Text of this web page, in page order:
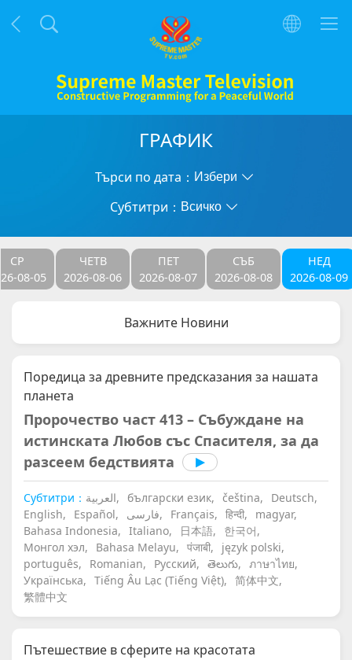
ГРАФИК
Търси по дата： Избери
Субтитри： Всичко
СР
08-05
ЧЕТВ
2026-08-06
ПЕТ
2026-08-07
СЪБ
2026-08-08
НЕД
2026-08-09
Важните Новини
Поредица за древните предсказания за нашата
планета
Пророчество част 413 – Събуждане на
истинската Любов със Спасителя, за да
разсеем бедствията
Субтитри： العربية, български език, čeština,
Deutsch,
English,
Español, فارسی, Français, हिन्दी,
magyar,
Bahasa Indonesia, Italiano, 日本語,
한국어,
Монгол хэл,
Bahasa Melayu, पंजाबी,
język polski,
português,
Romanian, Русский, తెలుగు, ภาษาไทย,
Українська, Tiếng Âu Lạc (Tiếng Việt), 简体中文,
繁體中文
Пътешествие в сферите на красотата